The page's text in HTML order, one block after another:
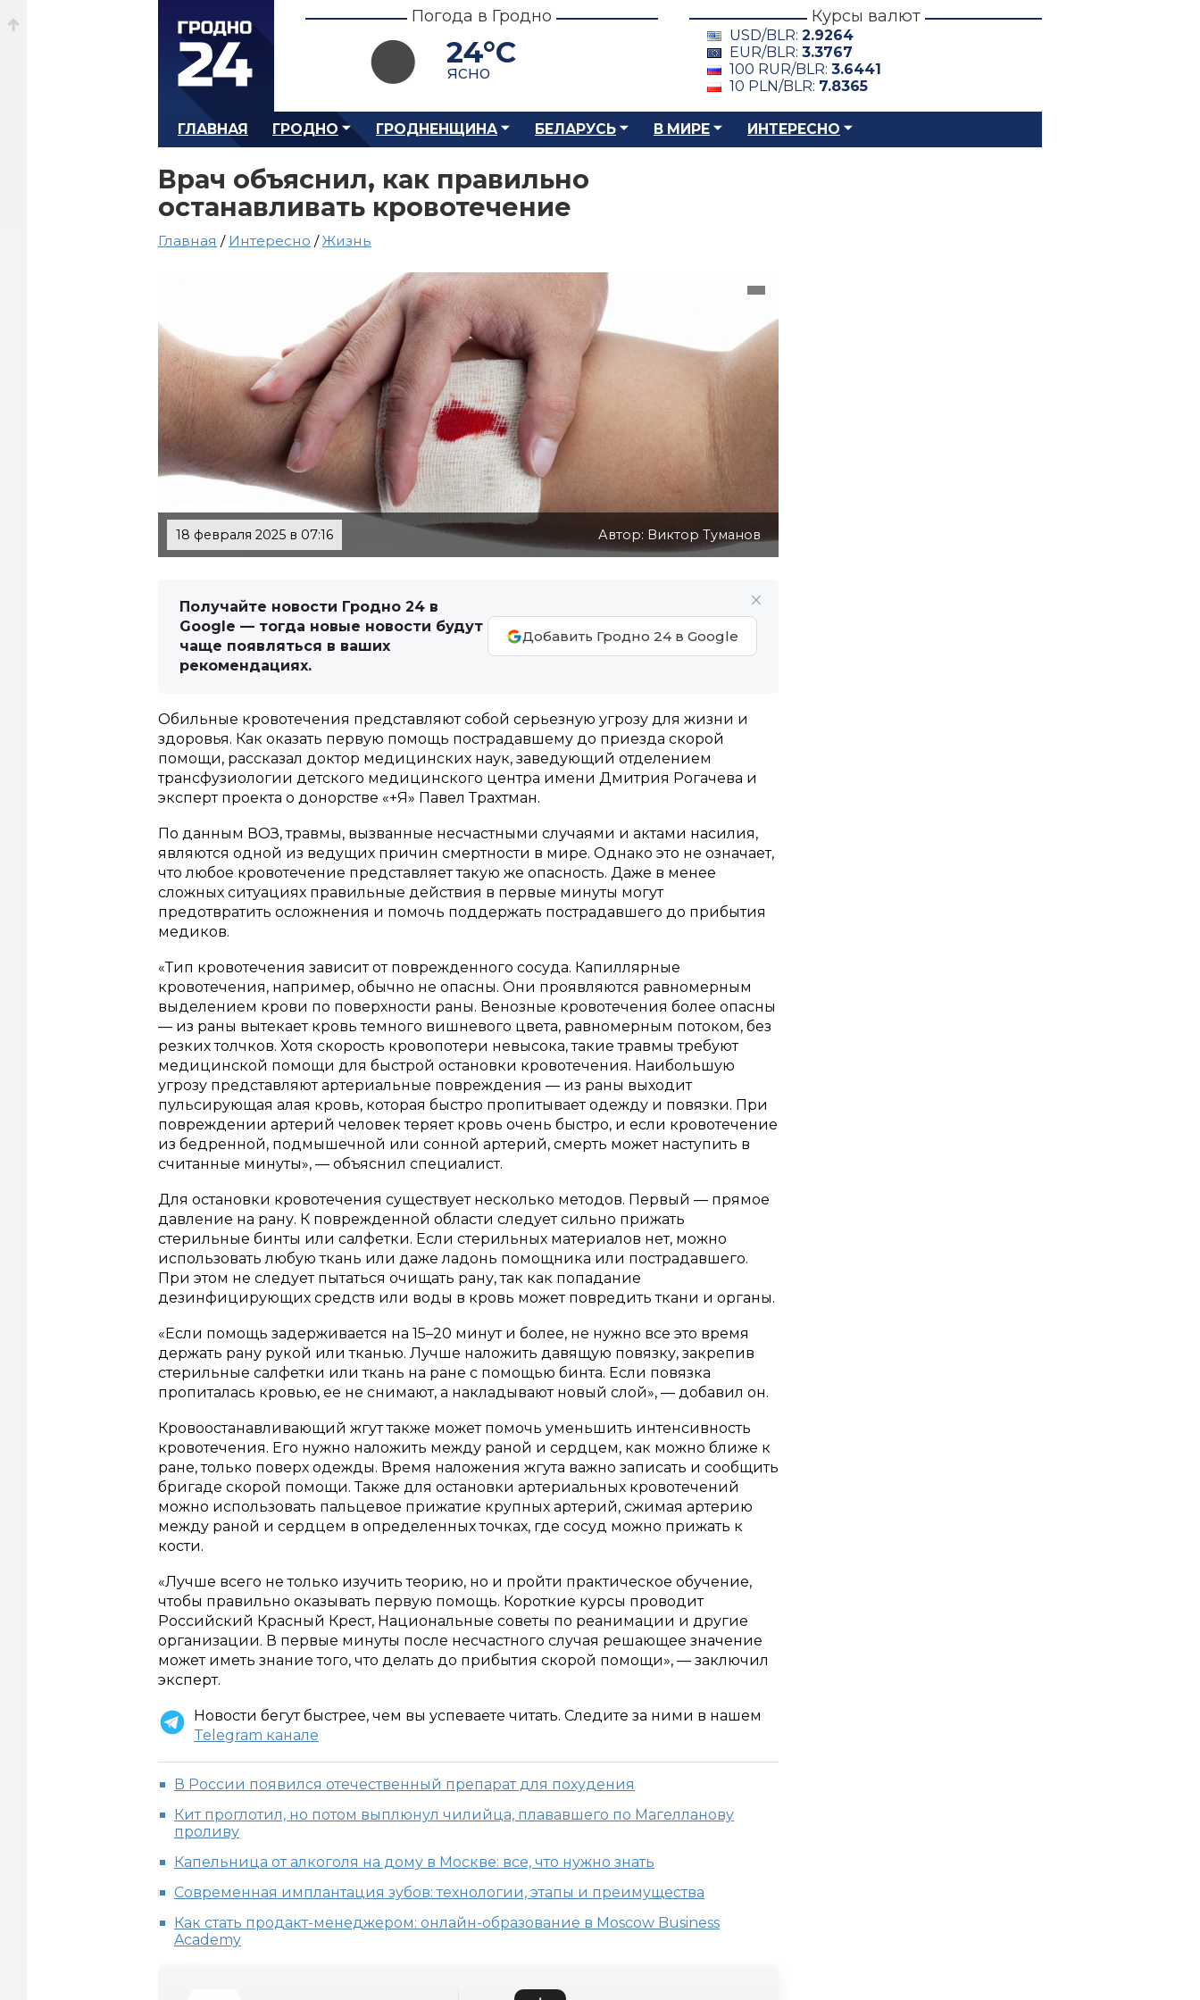
Погода в Гродно
24°C
ясно
Курсы валют
USD/BLR: 2.9264
EUR/BLR: 3.3767
100 RUR/BLR: 3.6441
10 PLN/BLR: 7.8365
ГЛАВНАЯ ГРОДНО ГРОДНЕНЩИНА БЕЛАРУСЬ В МИРЕ ИНТЕРЕСНО
Врач объяснил, как правильно
останавливать кровотечение
Главная / Интересно /Жизнь
18 февраля 2025 в 07:16 Автор: Виктор Туманов
Получайте новости Гродно 24 в
Google — тогда новые новости будут
чаще появляться в ваших
рекомендациях.
Добавить Гродно 24 в Google
Обильные кровотечения представляют собой серьезную угрозу для жизни и
здоровья. Как оказать первую помощь пострадавшему до приезда скорой
помощи, рассказал доктор медицинских наук, заведующий отделением
трансфузиологии детского медицинского центра имени Дмитрия Рогачева и
эксперт проекта о донорстве «+Я» Павел Трахтман.
По данным ВОЗ, травмы, вызванные несчастными случаями и актами насилия,
являются одной из ведущих причин смертности в мире. Однако это не означает,
что любое кровотечение представляет такую же опасность. Даже в менее
сложных ситуациях правильные действия в первые минуты могут
предотвратить осложнения и помочь поддержать пострадавшего до прибытия
медиков.
«Тип кровотечения зависит от поврежденного сосуда. Капиллярные
кровотечения, например, обычно не опасны. Они проявляются равномерным
выделением крови по поверхности раны. Венозные кровотечения более опасны
— из раны вытекает кровь темного вишневого цвета, равномерным потоком, без
резких толчков. Хотя скорость кровопотери невысока, такие травмы требуют
медицинской помощи для быстрой остановки кровотечения. Наибольшую
угрозу представляют артериальные повреждения — из раны выходит
пульсирующая алая кровь, которая быстро пропитывает одежду и повязки. При
повреждении артерий человек теряет кровь очень быстро, и если кровотечение
из бедренной, подмышечной или сонной артерий, смерть может наступить в
считанные минуты», — объяснил специалист.
Для остановки кровотечения существует несколько методов. Первый — прямое
давление на рану. К поврежденной области следует сильно прижать
стерильные бинты или салфетки. Если стерильных материалов нет, можно
использовать любую ткань или даже ладонь помощника или пострадавшего.
При этом не следует пытаться очищать рану, так как попадание
дезинфицирующих средств или воды в кровь может повредить ткани и органы.
«Если помощь задерживается на 15–20 минут и более, не нужно все это время
держать рану рукой или тканью. Лучше наложить давящую повязку, закрепив
стерильные салфетки или ткань на ране с помощью бинта. Если повязка
пропиталась кровью, ее не снимают, а накладывают новый слой», — добавил он.
Кровоостанавливающий жгут также может помочь уменьшить интенсивность
кровотечения. Его нужно наложить между раной и сердцем, как можно ближе к
ране, только поверх одежды. Время наложения жгута важно записать и сообщить
бригаде скорой помощи. Также для остановки артериальных кровотечений
можно использовать пальцевое прижатие крупных артерий, сжимая артерию
между раной и сердцем в определенных точках, где сосуд можно прижать к
кости.
«Лучше всего не только изучить теорию, но и пройти практическое обучение,
чтобы правильно оказывать первую помощь. Короткие курсы проводит
Российский Красный Крест, Национальные советы по реанимации и другие
организации. В первые минуты после несчастного случая решающее значение
может иметь знание того, что делать до прибытия скорой помощи», — заключил
эксперт.
Новости бегут быстрее, чем вы успеваете читать. Следите за ними в нашем
Telegram канале
В России появился отечественный препарат для похудения
Кит проглотил, но потом выплюнул чилийца, плававшего по Магелланову
проливу
Капельница от алкоголя на дому в Москве: все, что нужно знать
Современная имплантация зубов: технологии, этапы и преимущества
Как стать продакт-менеджером: онлайн-образование в Moscow Business
Academy